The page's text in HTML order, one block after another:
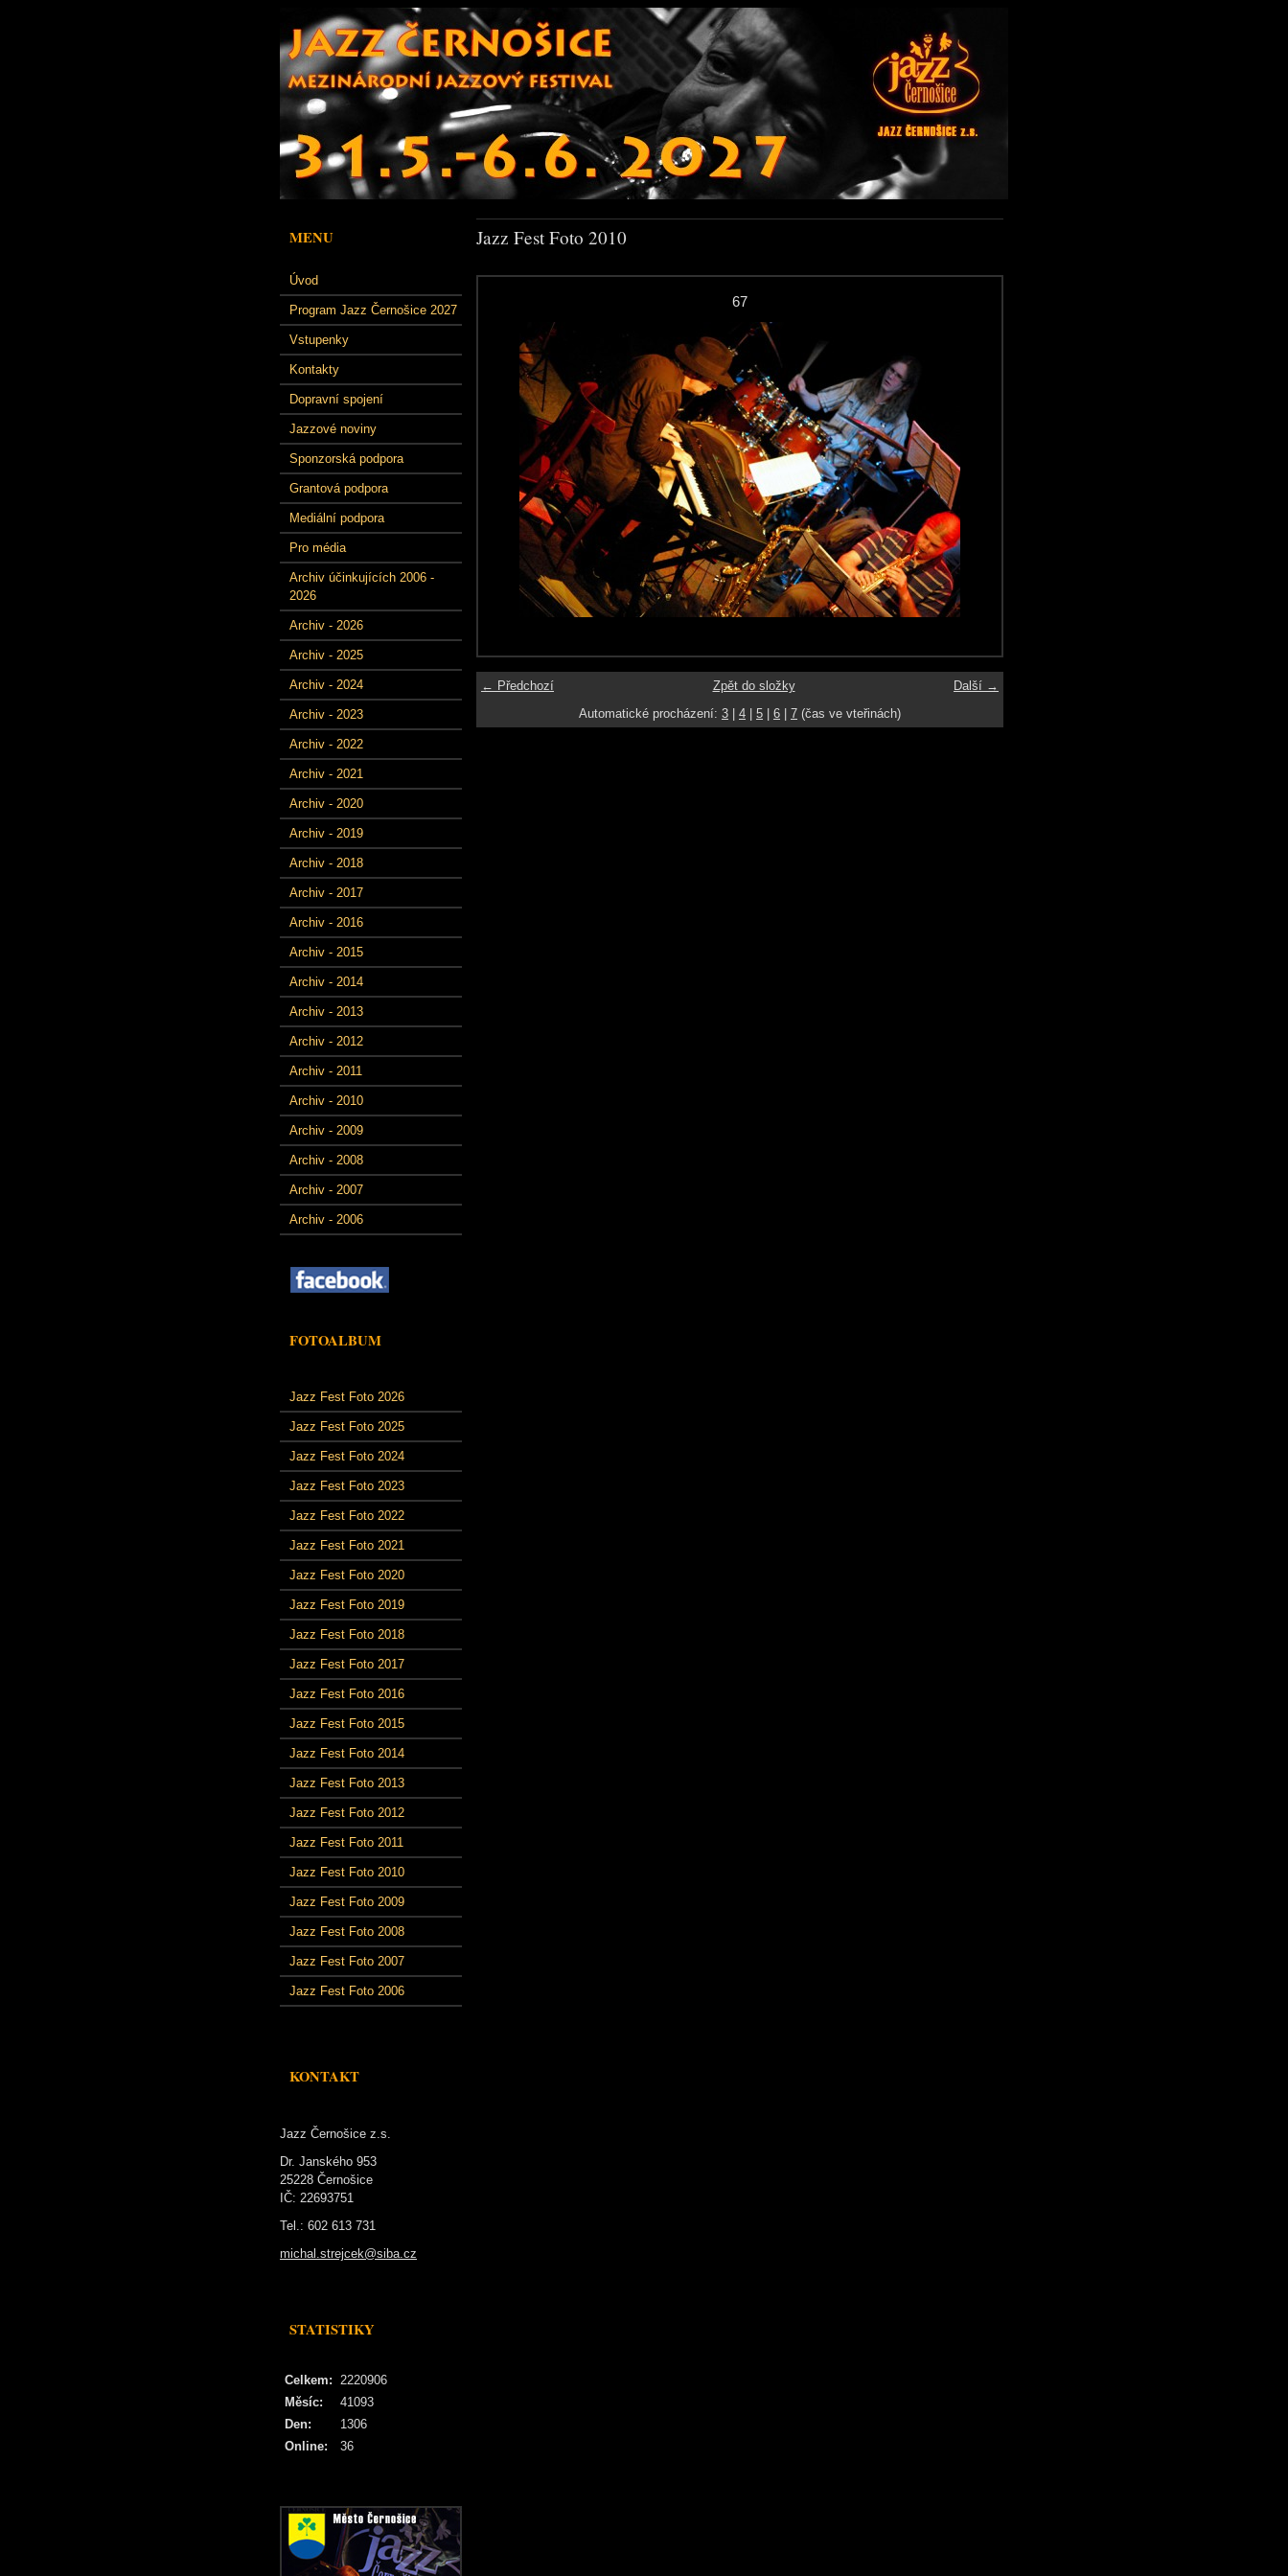
MENU
Úvod
Program Jazz Černošice 2027
Vstupenky
Kontakty
Dopravní spojení
Jazzové noviny
Sponzorská podpora
Grantová podpora
Mediální podpora
Pro média
Archiv účinkujících 2006 -
2026
Archiv - 2026
Archiv - 2025
Archiv - 2024
Archiv - 2023
Archiv - 2022
Archiv - 2021
Archiv - 2020
Archiv - 2019
Archiv - 2018
Archiv - 2017
Archiv - 2016
Archiv - 2015
Archiv - 2014
Archiv - 2013
Archiv - 2012
Archiv - 2011
Archiv - 2010
Archiv - 2009
Archiv - 2008
Archiv - 2007
Archiv - 2006
FOTOALBUM
Jazz Fest Foto 2026
Jazz Fest Foto 2025
Jazz Fest Foto 2024
Jazz Fest Foto 2023
Jazz Fest Foto 2022
Jazz Fest Foto 2021
Jazz Fest Foto 2020
Jazz Fest Foto 2019
Jazz Fest Foto 2018
Jazz Fest Foto 2017
Jazz Fest Foto 2016
Jazz Fest Foto 2015
Jazz Fest Foto 2014
Jazz Fest Foto 2013
Jazz Fest Foto 2012
Jazz Fest Foto 2011
Jazz Fest Foto 2010
Jazz Fest Foto 2009
Jazz Fest Foto 2008
Jazz Fest Foto 2007
Jazz Fest Foto 2006
KONTAKT
Jazz Černošice z.s.
Dr. Janského 953
25228 Černošice
IČ: 22693751
Tel.: 602 613 731
michal.strejcek@siba.cz
STATISTIKY
Online: 36
Celkem: 2220906
Měsíc:
41093
Den:
1306
Jazz Fest Foto 2010
67
← Předchozí Další →
Zpět do složky
Automatické procházení: 3 4 5 6 7 (čas ve vteřinách)